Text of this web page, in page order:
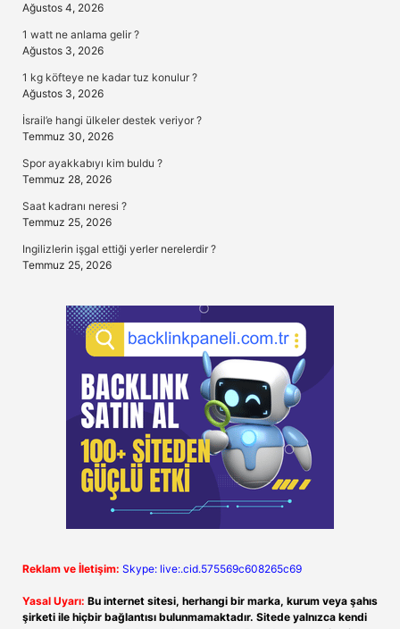
Ağustos 4, 2026
1 watt ne anlama gelir ?
Ağustos 3, 2026
1 kg köfteye ne kadar tuz konulur ?
Ağustos 3, 2026
İsrail’e hangi ülkeler destek veriyor ?
Temmuz 30, 2026
Spor ayakkabıyı kim buldu ?
Temmuz 28, 2026
Saat kadranı neresi ?
Temmuz 25, 2026
Ingilizlerin işgal ettiği yerler nerelerdir ?
Temmuz 25, 2026
Reklam ve İletişim: Skype: live:.cid.575569c608265c69
Yasal Uyarı: Bu internet sitesi, herhangi bir marka, kurum veya şahıs
şirketi ile hiçbir bağlantısı bulunmamaktadır. Sitede yalnızca kendi